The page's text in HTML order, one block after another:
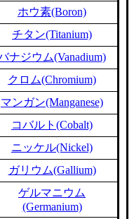
ホウ素(Boron)
チタン(Titanium)
ナジウム(Vanadium)
クロム(Chromium)
マンガン(Manganese)
コバルト(Cobalt)
ニッケル(Nickel)
ガリウム(Gallium)
ゲルマニウム
(Germanium)